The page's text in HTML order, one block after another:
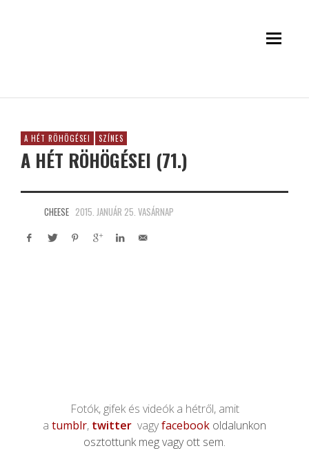
A HÉT RÖHÖGÉSEI SZÍNES
A HÉT RÖHÖGÉSEI (71.)
CHEESE 2015. JANUÁR 25. VASÁRNAP
Fotók, gifek és videók a hétről, amit
a tumblr, twitter vagyfacebook oldalunkon
osztottunk meg vagy ott sem.